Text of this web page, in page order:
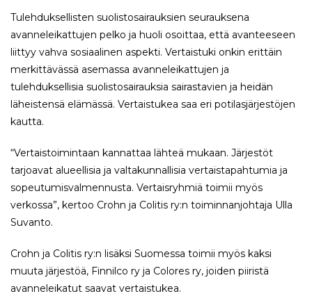
Tulehduksellisten suolistosairauksien seurauksena
avanneleikattujen pelko ja huoli osoittaa, että avanteeseen
liittyy vahva sosiaalinen aspekti. Vertaistuki onkin erittäin
merkittävässä asemassa avanneleikattujen ja
tulehduksellisia suolistosairauksia sairastavien ja heidän
läheistensä elämässä. Vertaistukea saa eri potilasjärjestöjen
kautta.
“Vertaistoimintaan kannattaa lähteä mukaan. Järjestöt
tarjoavat alueellisia ja valtakunnallisia vertaistapahtumia ja
sopeutumisvalmennusta. Vertaisryhmiä toimii myös
verkossa”, kertoo Crohn ja Colitis ry:n toiminnanjohtaja Ulla
Suvanto.​
Crohn ja Colitis ry:n lisäksi Suomessa toimii myös kaksi
muuta järjestöä, Finnilco ry ja Colores ry, joiden piiristä
avanneleikatut saavat vertaistukea.